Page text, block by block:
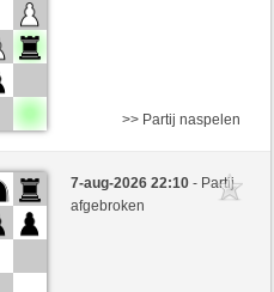
>> Partij naspelen
7-aug-2026 22:10- Partij
afgebroken